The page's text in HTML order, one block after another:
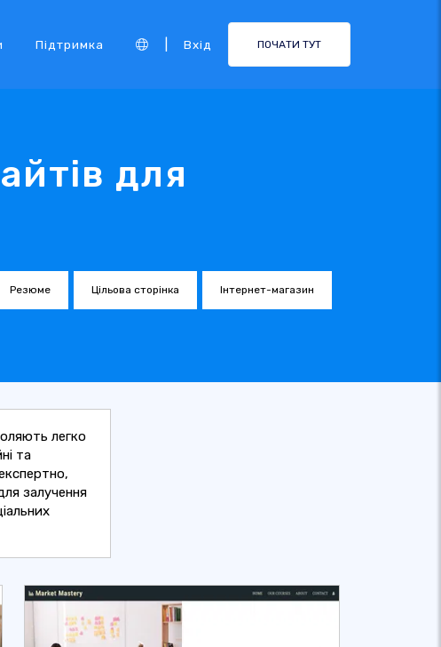
Підтримка Вхід ПОЧАТИ ТУТ
для
Резюме Цільова сторінка Інтернет-магазин
легко
та
залучення